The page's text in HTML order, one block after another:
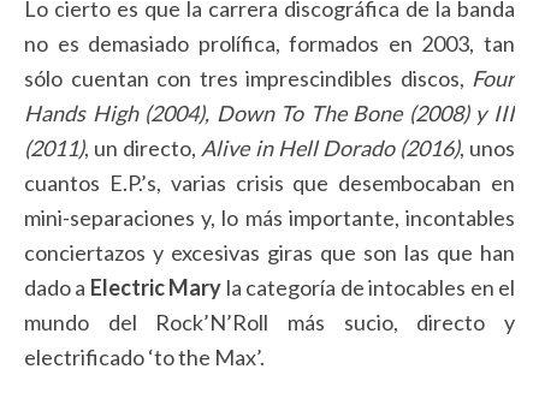
Lo cierto es que la carrera discográfica de la banda
no es demasiado prolífica, formados en 2003, tan
sólo cuentan con tres imprescindibles discos, Four
Hands High (2004), Down To The Bone (2008) y III
(2011), un directo, Alive in Hell Dorado (2016), unos
cuantos E.P.’s, varias crisis que desembocaban en
mini-separaciones y, lo más importante, incontables
conciertazos y excesivas giras que son las que han
dado a Electric Mary la categoría de intocables en el
mundo del Rock’N’Roll más sucio, directo y
electrificado ‘to the Max’.